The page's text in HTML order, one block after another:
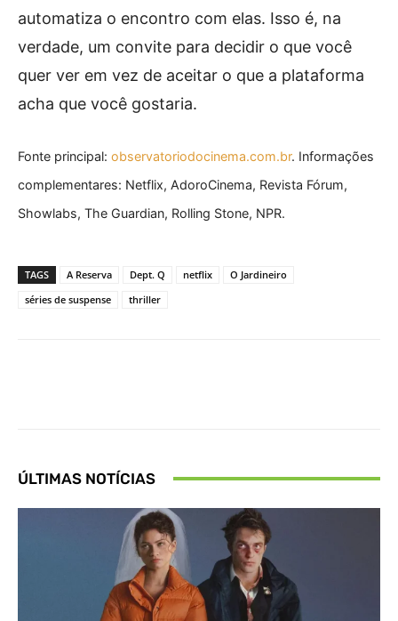
automatiza o encontro com elas. Isso é, na
verdade, um convite para decidir o que você
quer ver em vez de aceitar o que a plataforma
acha que você gostaria.
Fonte principal: observatoriodocinema.com.br. Informações
complementares: Netflix, AdoroCinema, Revista Fórum,
Showlabs, The Guardian, Rolling Stone, NPR.
TAGS A Reserva Dept. Q netflix
O Jardineiro
séries de suspense
thriller
ÚLTIMAS NOTÍCIAS